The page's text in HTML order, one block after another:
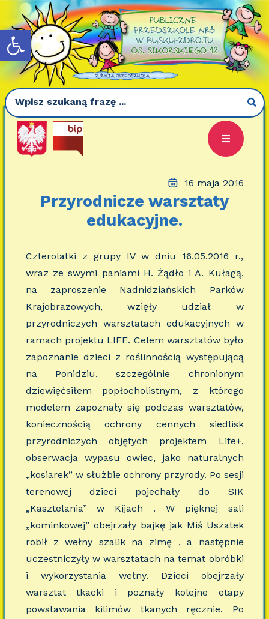
Otwórz pasek narzędzi
16 maja 2016
Przyrodnicze warsztaty
edukacyjne.
Czterolatki z grupy IV w dniu 16.05.2016 r.,
wraz ze swymi paniami H. Żądło i A. Kułagą,
na zaproszenie Nadnidziańskich Parków
Krajobrazowych, wzięły udział w
przyrodniczych warsztatach edukacyjnych w
ramach projektu LIFE. Celem warsztatów było
zapoznanie dzieci z roślinnością występującą
na Ponidziu, szczególnie chronionym
dziewięćsiłem popłocholistnym, z którego
modelem zapoznały się podczas warsztatów,
koniecznością ochrony cennych siedlisk
przyrodniczych objętych projektem Life+,
obserwacja wypasu owiec, jako naturalnych
„kosiarek” w służbie ochrony przyrody. Po sesji
terenowej dzieci pojechały do SIK
„Kasztelania” w Kijach . W pięknej sali
„kominkowej” obejrzały bajkę jak Miś Uszatek
robił z wełny szalik na zimę , a następnie
uczestniczyły w warsztatach na temat obróbki
i wykorzystania wełny. Dzieci obejrzały
warsztat tkacki i poznały kolejne etapy
powstawania kilimów tkanych ręcznie. Po